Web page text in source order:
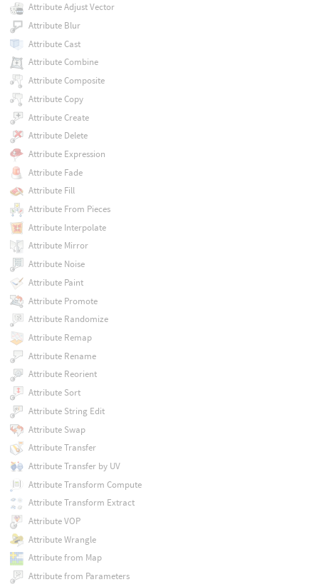
Attribute Adjust Vector
Attribute Blur
Attribute Cast
Attribute Combine
Attribute Composite
Attribute Copy
Attribute Create
Attribute Delete
Attribute Expression
Attribute Fade
Attribute Fill
Attribute From Pieces
Attribute Interpolate
Attribute Mirror
Attribute Noise
Attribute Paint
Attribute Promote
Attribute Randomize
Attribute Remap
Attribute Rename
Attribute Reorient
Attribute Sort
Attribute String Edit
Attribute Swap
Attribute Transfer
Attribute Transfer by UV
Attribute Transform Compute
Attribute Transform Extract
Attribute VOP
Attribute Wrangle
Attribute from Map
Attribute from Parameters